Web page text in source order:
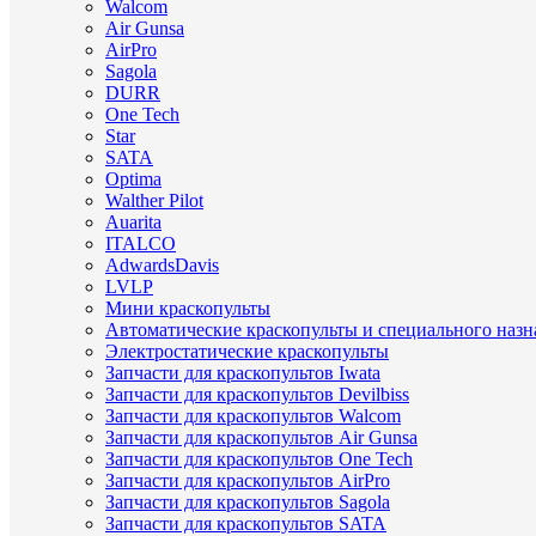
Walcom
Air Gunsa
AirPro
Sagola
DURR
One Tech
Star
SATA
Optima
Walther Pilot
Auarita
ITALCO
AdwardsDavis
LVLP
Мини краскопульты
Автоматические краскопульты и специального
Электростатические краскопульты
Запчасти для краскопультов Iwata
Запчасти для краскопультов Devilbiss
Запчасти для краскопультов Walcom
Запчасти для краскопультов Air Gunsa
Запчасти для краскопультов One Tech
Запчасти для краскопультов AirPro
Запчасти для краскопультов Sagola
Запчасти для краскопультов SATA